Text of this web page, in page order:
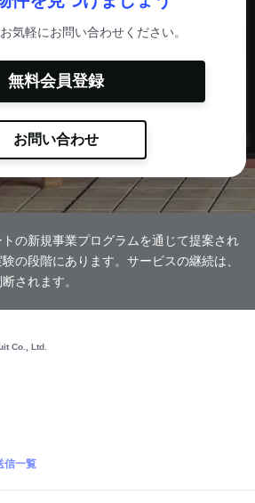
気軽にお問い合わせください。
無料会員登録
お問い合わせ
の新規事業プログラムを通じて提案され
の段階にあります。サービスの継続は、
されます。
Co., Ltd.
信一覧